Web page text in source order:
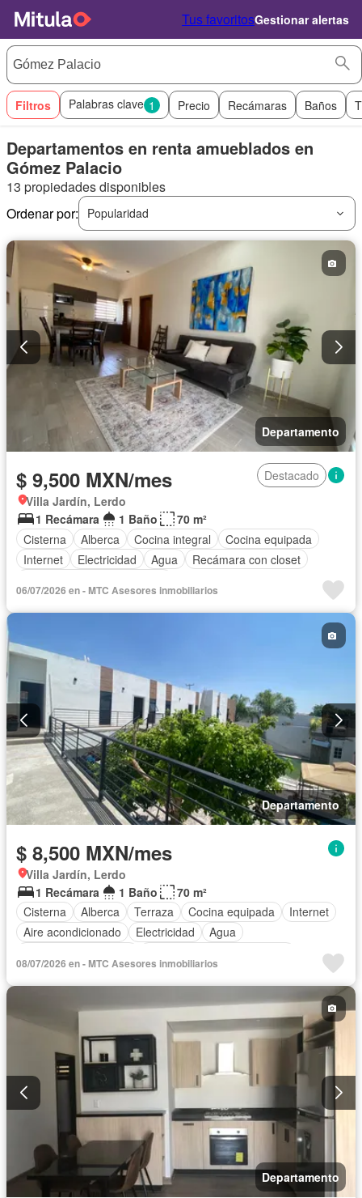
Tus favoritosGestionar alertas
Filtros Palabras clave 1 Precio Recámaras Baños
Departamentos en renta amueblados en
Gómez Palacio
13 propiedades disponibles
Ordenar por:
Popularidad
Departamento
$ 9,500 MXN/mes
Destacado
Villa Jardín, Lerdo
1 Recámara
1 Baño
70 m²
Cisterna
Alberca Cocina integral
Cocina equipada
Internet
Electricidad Agua
Recámara con closet
06/07/2026 en - MTC Asesores inmobiliarios
Departamento
$ 8,500 MXN/mes
Villa Jardín, Lerdo
1 Recámara
1 Baño
70 m²
Cisterna
Alberca Terraza Cocina equipada
Internet
Aire acondicionado
Electricidad
Agua
08/07/2026 en - MTC Asesores inmobiliarios
Departamento